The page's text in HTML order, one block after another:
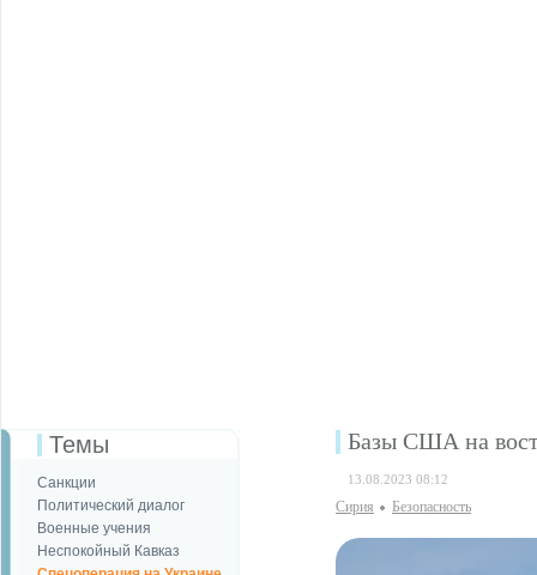
Темы
Санкции
Политический диалог
Военные учения
Неспокойный Кавказ
Базы США на
13.08.2023 08:12
Сирия Безопаcность